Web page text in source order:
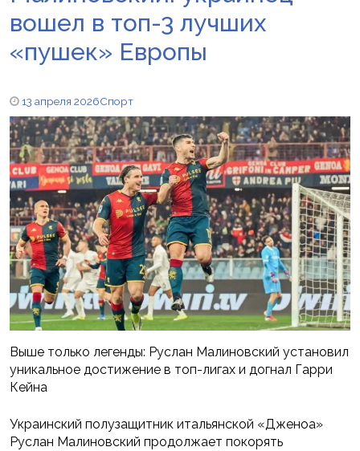
вошел в топ-3 лучших
«пушек» Европы
13 апреля 2026Спорт
Выше только легенды: Руслан Малиновский установил
уникальное достижение в топ-лигах и догнал Гарри
Кейна
Украинский полузащитник итальянской «Дженоа»
Руслан Малиновский продолжает покорять